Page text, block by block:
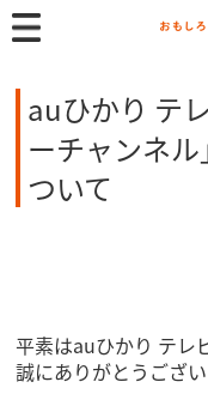
auひかり テ
ーチャンネ
ついて
平素はauひかり テレ
誠にありがとうござい